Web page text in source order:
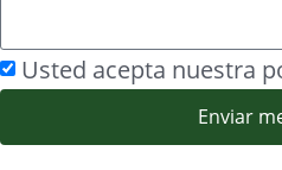
Usted acepta nuestra
Enviar